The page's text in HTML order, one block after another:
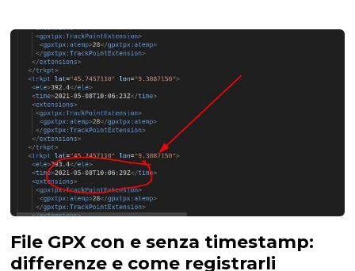
File GPX con e senza timestamp:
differenze e come registrarli